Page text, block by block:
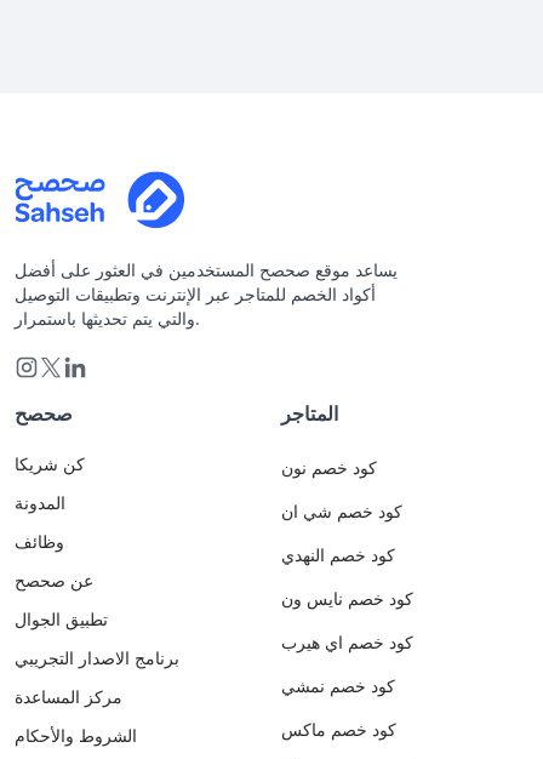
يساعد موقع صحصح المستخدمين في العثور على أفضل
أكواد الخصم للمتاجر عبر الإنترنت وتطبيقات التوصيل
والتي يتم تحديثها باستمرار.
صحصح
كن شريكا
المدونة
وظائف
عن صحصح
تطبيق الجوال
برنامج الاصدار التجريبي
مركز المساعدة
الشروط والأحكام
المتاجر
كود خصم نون
كود خصم شي ان
كود خصم النهدي
كود خصم نايس ون
كود خصم اي هيرب
كود خصم نمشي
كود خصم ماكس